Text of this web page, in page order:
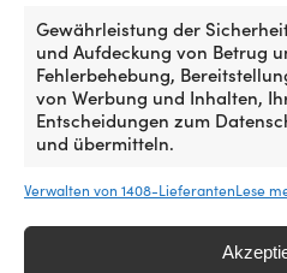
Gewährleistung der
und Aufdeckung von Betrug
Fehlerbehebung,
von Werbung und Inhalten,
Entscheidungen zum
und übermitteln.
Verwalten von 1408-LieferantenLese